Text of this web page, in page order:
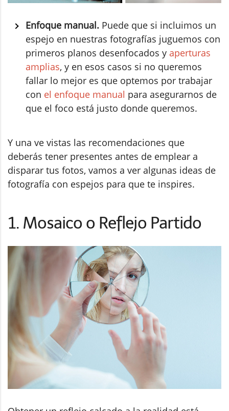
Enfoque manual. Puede que si incluimos un
espejo en nuestras fotografías juguemos con
primeros planos desenfocados y aperturas
amplias, y en esos casos si no queremos
fallar lo mejor es que optemos por trabajar
con el enfoque manual para asegurarnos de
que el foco está justo donde queremos.
Y una ve vistas las recomendaciones que
deberás tener presentes antes de emplear a
disparar tus fotos, vamos a ver algunas ideas de
fotografía con espejos para que te inspires.
1. Mosaico o Reflejo Partido